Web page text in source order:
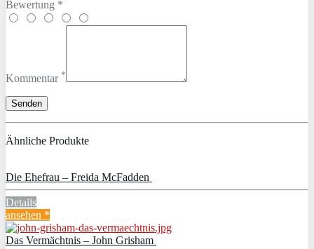
Bewertung *
Kommentar *
Ähnliche Produkte
Die Ehefrau – Freida McFadden
Details
ansehen *
Das Vermächtnis – John Grisham